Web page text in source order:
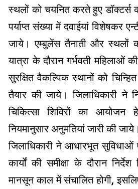
स्थलों को चयनित करते हुए डॉक्टर्स
पर्याप्त संख्या में दवाईयां विशेषकर
जाये। एम्बुलेंस तैनाती और स्थलों
यात्रा के दौरान गर्भवती महिलाओं
सुरक्षित वैकल्पिक स्थानों को
तैयार की जाये। जिलाधिकारी ने
चिकित्सा शिविरों का आयोजन
नियमानुसार अनुमतियां जारी की जाये।
जिलाधिकारी ने आधारभूत सुविधाओं
कार्यों की समीक्षा के दौरान
मानसून काल में संचालित होगी,